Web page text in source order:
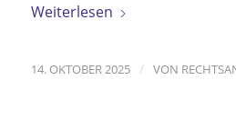
Weiterlesen
14. OKTOBER 2025 / VON